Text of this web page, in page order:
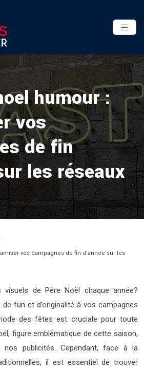
humour :
vos
de fin
les réseaux
vos campagnes de fin d’année sur les
visuels de Père Noël chaque année?
de fun et d’originalité à vos campagnes
des fêtes est cruciale pour toute
figure emblématique de cette saison,
nos publicités. Cependant, face à la
il est essentiel de trouver